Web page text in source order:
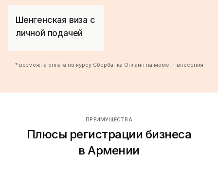
Шенгенская виза с
личной подачей
* возможна оплата по курсу Сбербанка Онлайн на момент внесения
ПРЕИМУЩЕСТВА
Плюсы регистрации бизнеса
в Армении